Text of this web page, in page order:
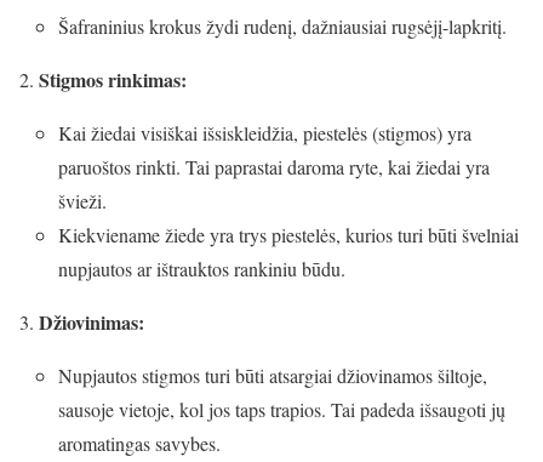
Šafraninius krokus žydi rudenį, dažniausiai rugsėjį-lapkritį.
Stigmos rinkimas:
Kai žiedai visiškai išsiskleidžia, piestelės (stigmos) yra
paruoštos rinkti. Tai paprastai daroma ryte, kai žiedai yra
švieži.
Kiekviename žiede yra trys piestelės, kurios turi būti švelniai
nupjautos ar ištrauktos rankiniu būdu.
Džiovinimas:
Nupjautos stigmos turi būti atsargiai džiovinamos šiltoje,
sausoje vietoje, kol jos taps trapios. Tai padeda išsaugoti jų
aromatingas savybes.